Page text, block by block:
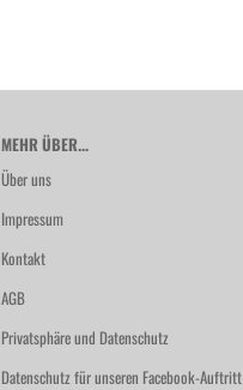
MEHR ÜBER...
Über uns
Impressum
Kontakt
AGB
Privatsphäre und Datenschutz
Datenschutz für unseren Facebook-Auftritt